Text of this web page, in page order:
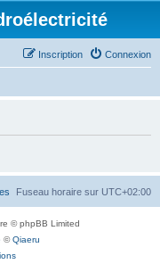
Connexion
Inscription
Fuseau horaire sur UTC+02:00
© phpBB Limited
©Qiaeru